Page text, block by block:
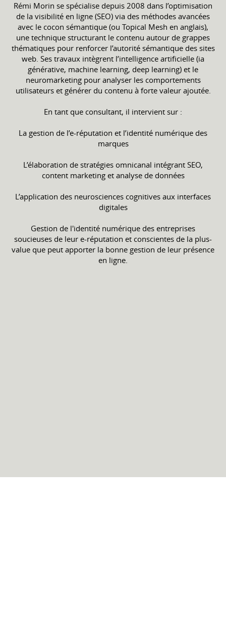
Rémi Morin se spécialise depuis 2008 dans l’optimisation
de la visibilité en ligne (SEO) via des méthodes avancées
avec le cocon sémantique (ou Topical Mesh en anglais),
une technique structurant le contenu autour de grappes
thématiques pour renforcer l’autorité sémantique des sites
web. Ses travaux intègrent l’intelligence artificielle (ia
générative, machine learning, deep learning) et le
neuromarketing pour analyser les comportements
utilisateurs et générer du contenu à forte valeur ajoutée.
En tant que consultant, il intervient sur :
La gestion de l’e-réputation et l’identité numérique des
marques
L’élaboration de stratégies omnicanal intégrant SEO,
content marketing et analyse de données
L’application des neurosciences cognitives aux interfaces
digitales
Gestion de l'identité numérique des entreprises
soucieuses de leur e-réputation et conscientes de la plus-
value que peut apporter la bonne gestion de leur présence
en ligne.